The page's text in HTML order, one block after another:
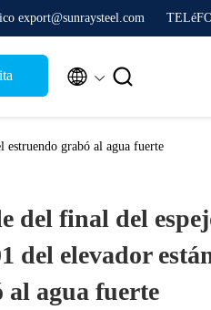
export@sunraysteel.com
 
grabó al agua fuerte
del final del
del elevador
al agua fuerte